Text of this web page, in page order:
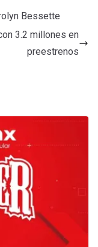
Bessette
3.2 millones en
preestrenos